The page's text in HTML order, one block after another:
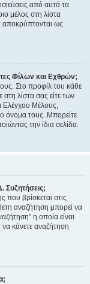
από αυτά τα
μέλος στη λίστα
αποκρύπτονται ως
Φίλων και Εχθρών;
Στο προφίλ του κάθε
λίστα σας είτε των
Ελέγχου Μέλους,
όνομα τους. Μπορείτε
την ίδια σελίδα.
Συζητήσεις;
που βρίσκεται στις
αναζήτηση μπορεί να
η οποία είναι
κάνετε αναζήτηση